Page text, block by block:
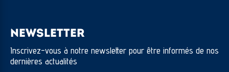
NEWSLETTER
Inscrivez-vous à notre newsletter pour être informés de nos
dernières actualités